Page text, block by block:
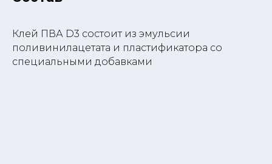
Клей ПВА D3 cостоит из эмульсии
поливинилацетата и пластификатора со
специальными добавками